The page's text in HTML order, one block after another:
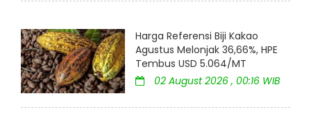
Harga Referensi Biji Kakao
Agustus Melonjak 36,66%, HPE
Tembus USD 5.064/MT
02 August 2026 , 00:16 WIB